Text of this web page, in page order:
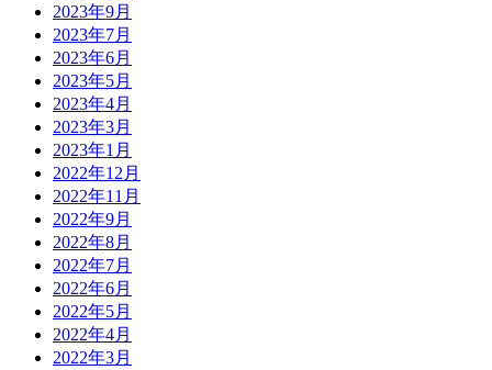
2023年9月
2023年7月
2023年6月
2023年5月
2023年4月
2023年3月
2023年1月
2022年12月
2022年11月
2022年9月
2022年8月
2022年7月
2022年6月
2022年5月
2022年4月
2022年3月